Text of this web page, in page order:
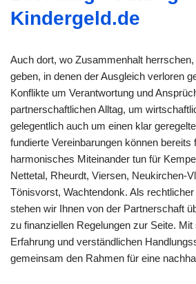
Kindergeld.de
Auch dort, wo Zusammenhalt
geben, in denen der Ausgleich verloren
Konflikte um Verantwortung und
partnerschaftlichen Alltag, um
gelegentlich auch um einen klar
fundierte Vereinbarungen können bereits
harmonisches Miteinander tun für
Nettetal, Rheurdt, Viersen, Neukirchen-
Tönisvorst, Wachtendonk. Als
stehen wir Ihnen von der Partnerschaft
zu finanziellen Regelungen zur Seite.
Erfahrung und verständlichen
gemeinsam den Rahmen für eine